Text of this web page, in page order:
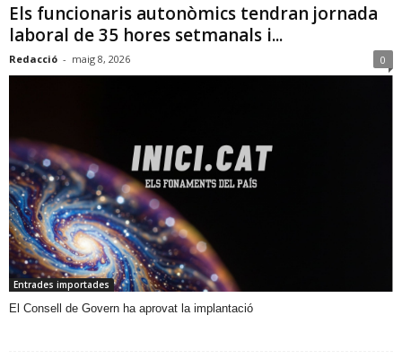
Els funcionaris autonòmics tendran jornada
laboral de 35 hores setmanals i...
Redacció - maig 8, 2026 0
Entrades importades
​El Consell de Govern ha aprovat la implantació